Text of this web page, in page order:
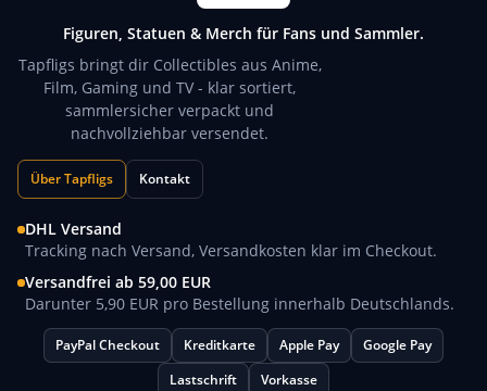
DHL Versand
Tracking nach Versand, Versandkosten klar im Checkout.
Versandfrei ab 59,00 EUR
Darunter 5,90 EUR pro Bestellung innerhalb Deutschlands.
PayPal Checkout Kreditkarte Apple Pay
Google Pay
Lastschrift
Vorkasse
Figuren, Statuen & Merch für Fans und Sammler.
Tapfligs bringt dir Collectibles aus Anime,
Film, Gaming und TV - klar sortiert,
sammlersicher verpackt und
nachvollziehbar versendet.
Über Tapfligs Kontakt